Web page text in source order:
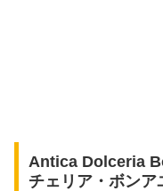
Antica Dolceria
チェリア・ボンア